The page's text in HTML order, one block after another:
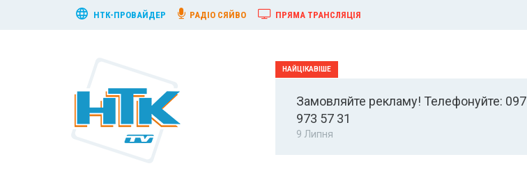
НТК-ПРОВАЙДЕР РАДІО СЯЙВО ПРЯМА ТРАНСЛЯЦІЯ
Замовляйте рекламу! Телефонуйте: 097
973 57 31
9 Липня